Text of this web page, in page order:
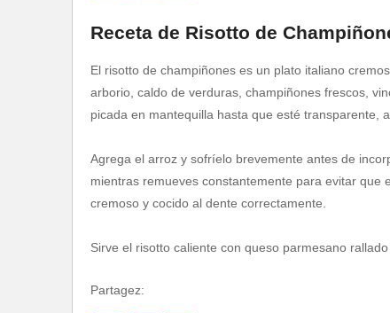
Receta de Risotto de
El risotto de champiñones es un plato italiano
arborio, caldo de verduras, champiñones frescos,
picada en mantequilla hasta que esté transparente,
Agrega el arroz y sofríelo brevemente antes de
mientras remueves constantemente para evitar
cremoso y cocido al dente correctamente.
Sirve el risotto caliente con queso parmesano
Partagez: